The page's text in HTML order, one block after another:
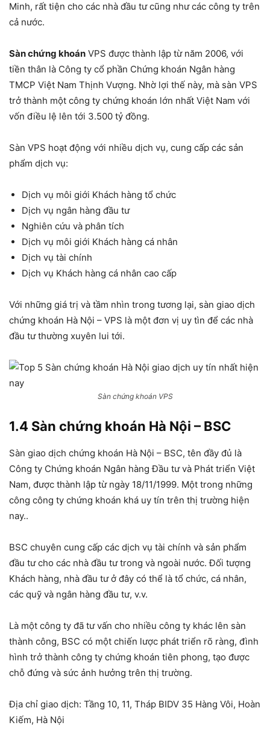
Minh, rất tiện cho các nhà đầu tư cũng như các công ty trên
cả nước.
Sàn chứng khoán VPS được thành lập từ năm 2006, với
tiền thân là Công ty cổ phần Chứng khoán Ngân hàng
TMCP Việt Nam Thịnh Vượng. Nhờ lợi thế này, mà sàn VPS
trở thành một công ty chứng khoán lớn nhất Việt Nam với
vốn điều lệ lên tới 3.500 tỷ đồng.
Sàn VPS hoạt động với nhiều dịch vụ, cung cấp các sản
phẩm dịch vụ:
Dịch vụ môi giới Khách hàng tổ chức
Dịch vụ ngân hàng đầu tư
Nghiên cứu và phân tích
Dịch vụ môi giới Khách hàng cá nhân
Dịch vụ tài chính
Dịch vụ Khách hàng cá nhân cao cấp
Với những giá trị và tầm nhìn trong tương lại, sàn giao dịch
chứng khoán Hà Nội – VPS là một đơn vị uy tìn để các nhà
đầu tư thường xuyên lui tới.
Sàn chứng khoán VPS
1.4 Sàn chứng khoán Hà Nội – BSC
Sàn giao dịch chứng khoán Hà Nội – BSC, tên đầy đủ là
Công ty Chứng khoán Ngân hàng Đầu tư và Phát triển Việt
Nam, được thành lập từ ngày 18/11/1999. Một trong những
công công ty chứng khoán khá uy tín trên thị trường hiện
nay..
BSC chuyên cung cấp các dịch vụ tài chính và sản phẩm
đầu tư cho các nhà đầu tư trong và ngoài nước. Đối tượng
Khách hàng, nhà đầu tư ở đây có thể là tổ chức, cá nhân,
các quỹ và ngân hàng đầu tư, v.v.
Là một công ty đã tư vấn cho nhiều công ty khác lên sàn
thành công, BSC có một chiến lược phát triển rõ ràng, đình
hình trở thành công ty chứng khoán tiên phong, tạo được
chỗ đứng và sức ảnh hưởng trên thị trường.
Địa chỉ giao dịch: Tầng 10, 11, Tháp BIDV 35 Hàng Vôi, Hoàn
Kiếm, Hà Nội